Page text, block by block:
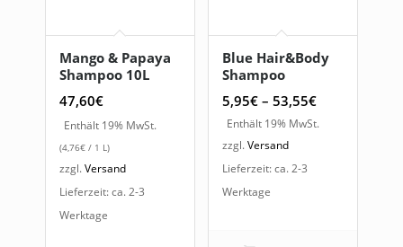
Mango & Papaya
Shampoo 10L
47,60€
Enthält 19% MwSt.
(4,76€ / 1 L)
zzgl.Versand
Lieferzeit: ca. 2-3
Werktage
Blue Hair&Body
Shampoo
5,95€ – 53,55€Preisspanne:
5,95€
Enthält 19% MwSt.
zzgl.Versand
Lieferzeit: ca. 2-3
Werktage